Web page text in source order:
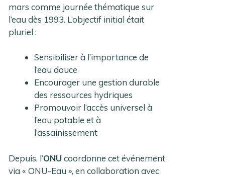
mars comme journée thématique sur
l’eau dès 1993. L’objectif initial était
pluriel :
Sensibiliser à l’importance de
l’eau douce
Encourager une gestion durable
des ressources hydriques
Promouvoir l’accès universel à
l’eau potable et à
l’assainissement
Depuis, l’ONUcoordonne cet événement
via « ONU-Eau », en collaboration avec